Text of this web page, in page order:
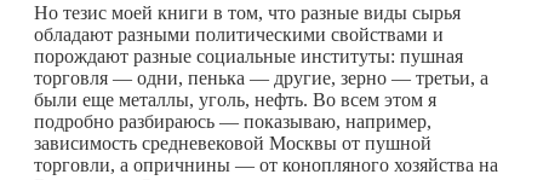
Но тезис моей книги в том, что разные виды сырья
обладают разными политическими свойствами и
порождают разные социальные институты: пушная
торговля — одни, пенька — другие, зерно — третьи, а
были еще металлы, уголь, нефть. Во всем этом я
подробно разбираюсь — показываю, например,
зависимость средневековой Москвы от пушной
торговли, а опричнины — от конопляного хозяйства на